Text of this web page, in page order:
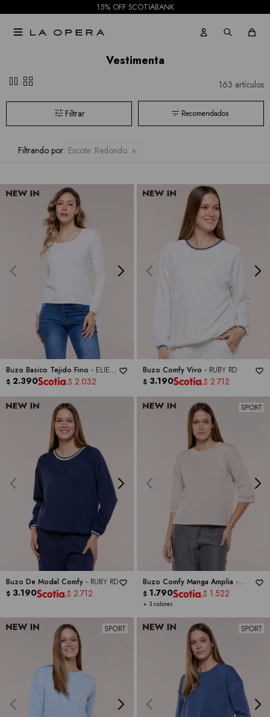
15% OFF SCOTIABANK

Vestimenta
pause grid_view 163 artículos
Recomendados
Filtrando por: Escote: Redondo
Buzo Basico Tejido Fino - ELIE
TAHARI
$ 2.390 $ 2.032
Buzo Comfy Vivo - RUBY RD
$ 3.190 $ 2.712
Buzo De Modal Comfy - RUBY RD
$ 3.190 $ 2.712
Buzo Comfy Manga Amplia -
CABLE & GAUGE
+ 3 colores
$ 1.790 $ 1.522